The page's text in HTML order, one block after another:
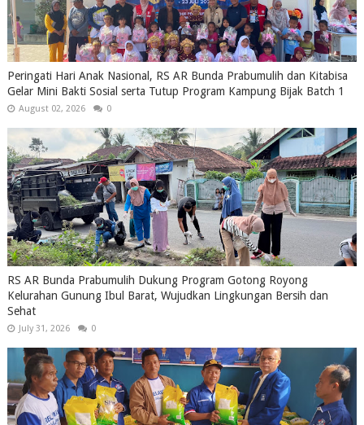
Peringati Hari Anak Nasional, RS AR Bunda Prabumulih dan Kitabisa
Gelar Mini Bakti Sosial serta Tutup Program Kampung Bijak Batch 1
August 02, 2026 0
RS AR Bunda Prabumulih Dukung Program Gotong Royong
Kelurahan Gunung Ibul Barat, Wujudkan Lingkungan Bersih dan
Sehat
July 31, 2026 0